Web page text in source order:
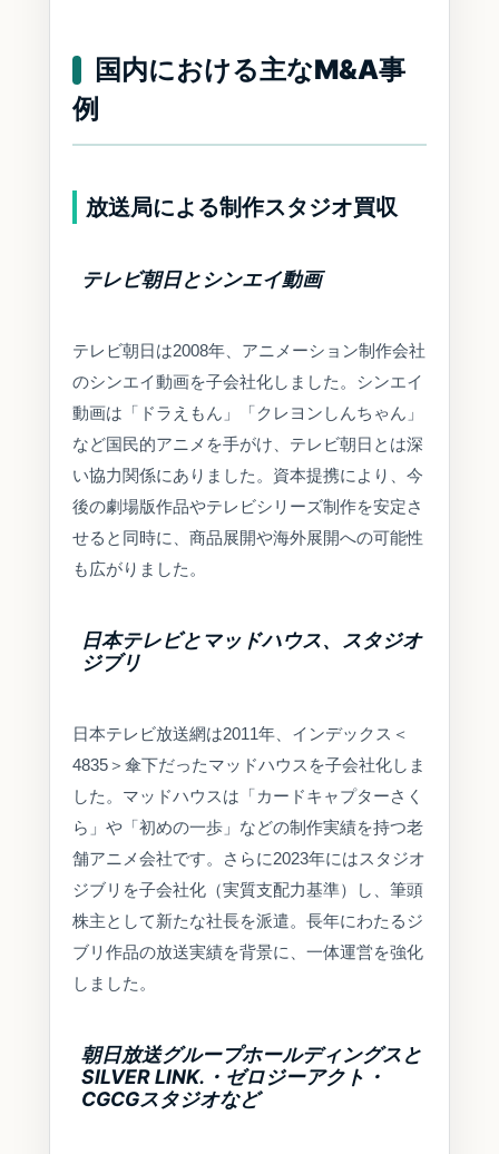
国内における主なM&A事
例
放送局による制作スタジオ買収
テレビ朝日とシンエイ動画
テレビ朝日は2008年、アニメーション制作会社
のシンエイ動画を子会社化しました。シンエイ
動画は「ドラえもん」「クレヨンしんちゃん」
など国民的アニメを手がけ、テレビ朝日とは深
い協力関係にありました。資本提携により、今
後の劇場版作品やテレビシリーズ制作を安定さ
せると同時に、商品展開や海外展開への可能性
も広がりました。
日本テレビとマッドハウス、スタジオ
ジブリ
日本テレビ放送網は2011年、インデックス＜
4835＞傘下だったマッドハウスを子会社化しま
した。マッドハウスは「カードキャプターさく
ら」や「初めの一歩」などの制作実績を持つ老
舗アニメ会社です。さらに2023年にはスタジオ
ジブリを子会社化（実質支配力基準）し、筆頭
株主として新たな社長を派遣。長年にわたるジ
ブリ作品の放送実績を背景に、一体運営を強化
しました。
朝日放送グループホールディングスと
SILVER LINK.・ゼロジーアクト・
CGCGスタジオなど